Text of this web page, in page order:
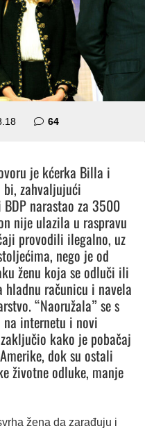
64komentara
je kćerka Billa i
zahvaljujući
narastao za 3500
nije ulazila u raspravu
provodili ilegalno, uz
nego je od
ženu koja se odluči ili
računicu i navela
“Naoružala” se s
internetu i novi
kako je pobačaj
dok su ostali
životne odluke, manje
žena da zarađuju i